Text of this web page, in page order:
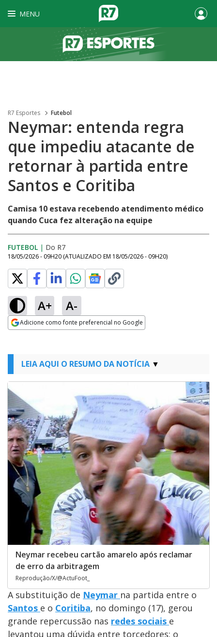
MENU
R7 Esportes Futebol
Neymar: entenda regra
que impediu atacante de
retornar à partida entre
Santos e Coritiba
Camisa 10 estava recebendo atendimento médico
quando Cuca fez alteração na equipe
FUTEBOL | Do R7
18/05/2026 - 09H20 (ATUALIZADO EM 18/05/2026 - 09H20)
A+ A-
Adicione como fonte preferencial no Google
LEIA AQUI O RESUMO DA NOTÍCIA
Neymar recebeu cartão amarelo após reclamar
de erro da arbitragem
Reprodução/X/@ActuFoot_
A substituição de Neymar na partida entre o
Santos e o Coritiba, no domingo (17), gerou
grande repercussão nas redes sociais e
levantou uma dúvida entre torcedores: o